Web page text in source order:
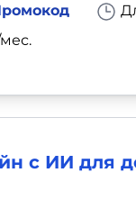
с ИИ для
фитнес